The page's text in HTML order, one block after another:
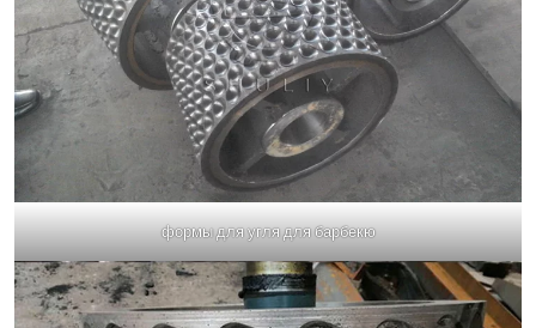
формы для угля для барбекю